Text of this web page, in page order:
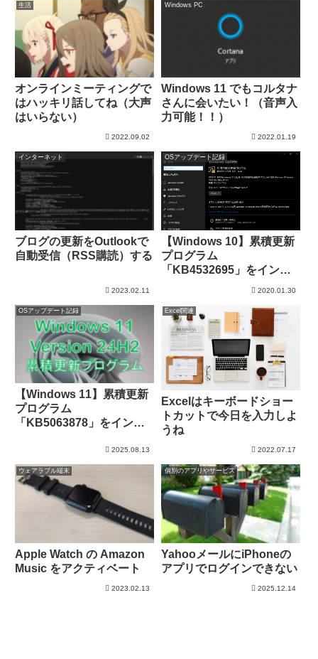
生活
オンラインミーティングで
はハッキリ話してね（大声
はいらない）
2022.09.02
Windows PC
Windows 11 でもコルタナ
さんに会いたい！（音声入
力可能！！）
2022.01.19
インターネット
ブログの更新をOutlookで
自動受信（RSS購読）する
2023.02.11
OSアップデート記録
【Windows 10】累積更新
プログラム
「KB4532695」をインス
2020.01.30
OSアップデート記録
【Windows 11】累積更新
プログラム
「KB5063878」をインス
2025.08.13
Excel関連
Excelはキーボードショー
トカットで今日を入力しよ
うね
2022.07.17
ウェアラブル端末
Apple Watch の Amazon
Music をアクティベート
2023.02.13
個別のアプリやサービス
YahooメールにiPhoneの
アプリでログインできない
2025.12.14